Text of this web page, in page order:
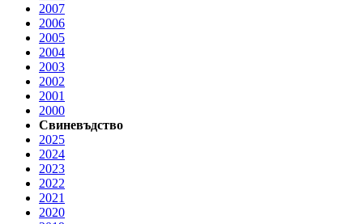
2007
2006
2005
2004
2003
2002
2001
2000
Свиневъдство
2025
2024
2023
2022
2021
2020